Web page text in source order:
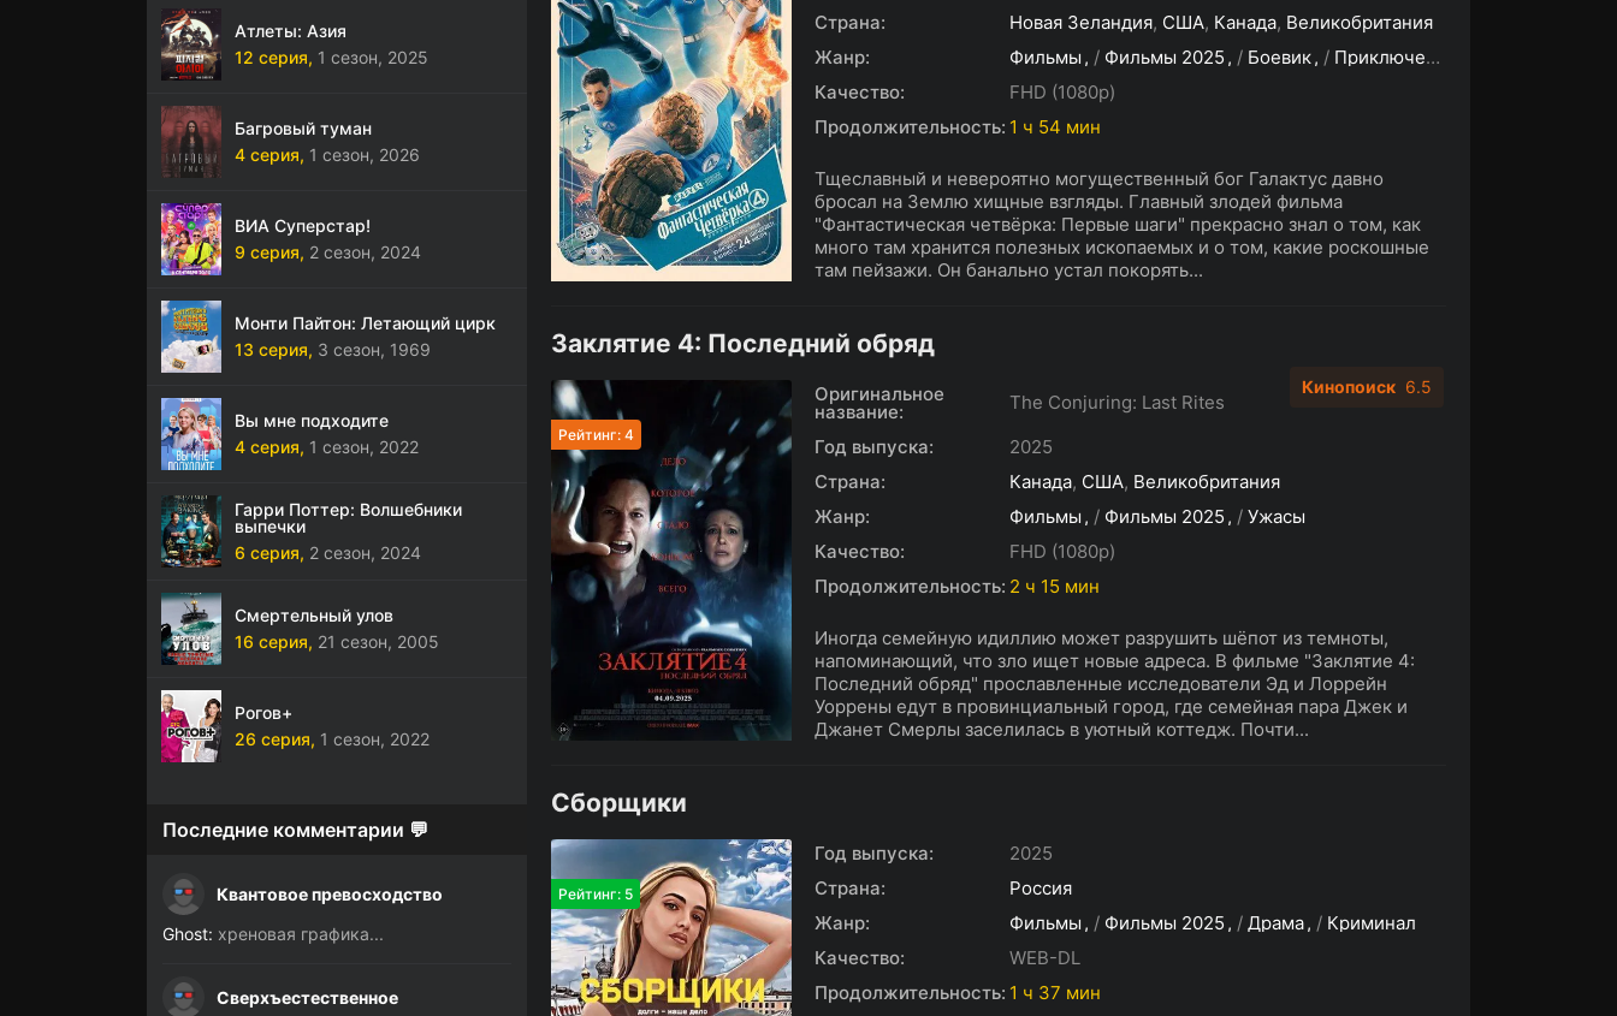
Страна:
Новая Зеландия, США, Канада, Великобритания
Жанр:
Фильмы / Фильмы 2025 / Боевик / Приключения
Качество:
FHD (1080p)
Продолжительность: 1 ч 54 мин
Тщеславный и невероятно могущественный бог Галактус давно
бросал на Землю хищные взгляды. Главный злодей фильма
"Фантастическая четвёрка: Первые шаги" прекрасно знал о том, как
много там хранится полезных ископаемых и о том, какие роскошные
там пейзажи. Он банально устал покорять...
Заклятие 4: Последний обряд
Рейтинг: 4
Оригинальное
название:
The Conjuring: Last Rites
Год выпуска:
2025
Страна:
Канада, США, Великобритания
Жанр:
Фильмы / Фильмы 2025 / Ужасы
Качество:
FHD (1080p)
Продолжительность: 2 ч 15 мин
Иногда семейную идиллию может разрушить шёпот из темноты,
напоминающий, что зло ищет новые адреса. В фильме "Заклятие 4:
Последний обряд" прославленные исследователи Эд и Лоррейн
Уоррены едут в провинциальный город, где семейная пара Джек и
Джанет Смерлы заселилась в уютный коттедж. Почти...
Кинопоиск 6.5
Сборщики
Рейтинг: 5
Год выпуска:
2025
Страна:
Россия
Жанр:
Фильмы / Фильмы 2025 / Драма / Криминал
Качество:
WEB-DL
Продолжительность: 1 ч 37 мин
Атлеты: Азия
12 серия, 1 сезон, 2025
Багровый туман
4 серия, 1 сезон, 2026
ВИА Суперстар!
9 серия, 2 сезон, 2024
Монти Пайтон: Летающий цирк
13 серия, 3 сезон, 1969
Вы мне подходите
4 серия, 1 сезон, 2022
Гарри Поттер: Волшебники
выпечки
6 серия, 2 сезон, 2024
Смертельный улов
16 серия, 21 сезон, 2005
Рогов+
26 серия, 1 сезон, 2022
Последние комментарии 💬
Квантовое превосходство
Ghost: хреновая графика...
Сверхъестественное